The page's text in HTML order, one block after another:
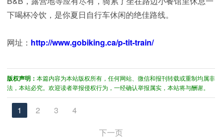
下喝杯冷饮，是你夏日自行车休闲的绝佳路线。
网址： http://www.gobiking.ca/p-tit-train/
版权声明： 本篇内容为本站版权所有，任何网站、微信和报刊转载或重制均属非
法，本站必究。欢迎读者举报侵权行为，一经确认举报属实，本站将与酬谢。
1 2 3
4
下一页